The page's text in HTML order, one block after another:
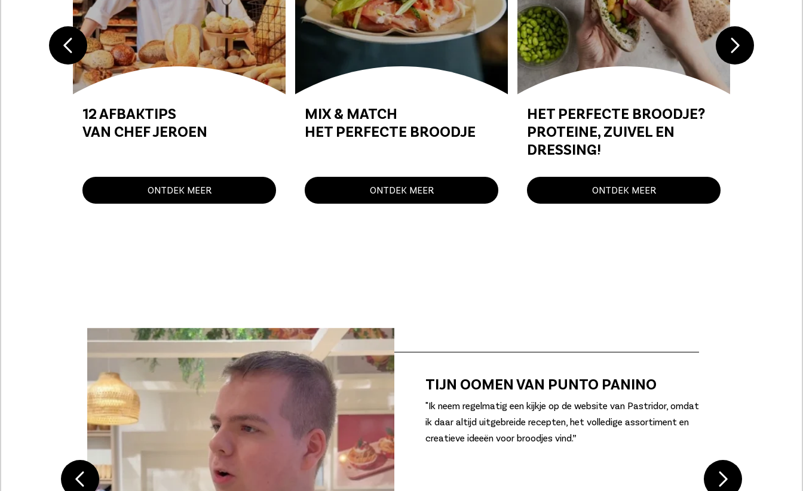
12 AFBAKTIPS
VAN CHEF JEROEN
ONTDEK MEER
MIX & MATCH
HET PERFECTE BROODJE
ONTDEK MEER
HET PERFECTE BROODJE?
PROTEINE, ZUIVEL EN
DRESSING!
ONTDEK MEER
TIJN OOMEN VAN PUNTO PANINO
"Ik neem regelmatig een kijkje op de website van Pastridor, omdat
ik daar altijd uitgebreide recepten, het volledige assortiment en
creatieve ideeën voor broodjes vind.”